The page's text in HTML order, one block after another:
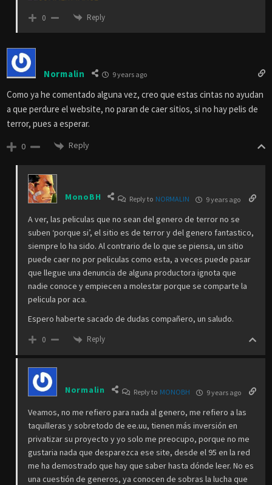
0 Reply
Normalin 9 years ago
Como ya he comentado alguna vez, creo que estas cintas no ayudan
a que perdure el website, no paran de caer sitios, si no hay pelis de
terror, pues a esperar.
0 Reply
MonoBH Reply to NORMALIN 9 years ago
A ver, las peliculas que no sean del genero de terror no se
suben ‘porque si’, el sitio es de terror y del genero fantastico,
siempre lo ha sido. Al contrario de lo que se piensa, un sitio
puede caer no por peliculas como esta, a veces puede pasar
que llegue una denuncia de alguna productora ignota que
nadie conoce y empiecen a molestar porque se comparte la
pelicula por aca.
Espero haberte sacado de dudas compañero, un saludo.
0 Reply
Normalin Reply to MONOBH 9 years ago
Veamos, no me refiero para nada al genero, me refiero a las
taquilleras y sobretodo de ee.uu, tienen más inversión en
privatizar su proyecto y yo solo me preocupo, porque no me
gustaria nada que desparezca ese site, desde el 95 en la red
me ha demostrado que hay que saber hasta dónde leer. No es
una cuestión de generos, ya conocen de sobras la lucha que